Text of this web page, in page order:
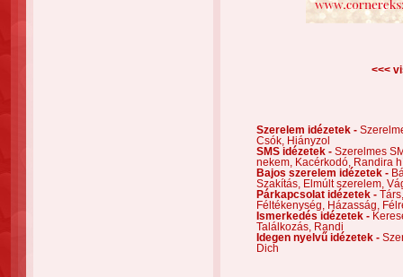
<<<
Szerelem idézetek -
Csók,
Hiányzol
SMS idézetek - Szerelmes
nekem,
Kacérkodó,
Randira
Bajos szerelem idézetek -
Szakítás,
Elmúlt szerelem,
Párkapcsolat idézetek -
Féltékenység,
Házasság,
Ismerkedés idézetek -
Találkozás,
Randi
Idegen nyelvű idézetek -
Dich